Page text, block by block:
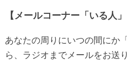
【メールコーナー「いる人」
あなたの周りにいつの間にか
ら、ラジオまでメールをお送